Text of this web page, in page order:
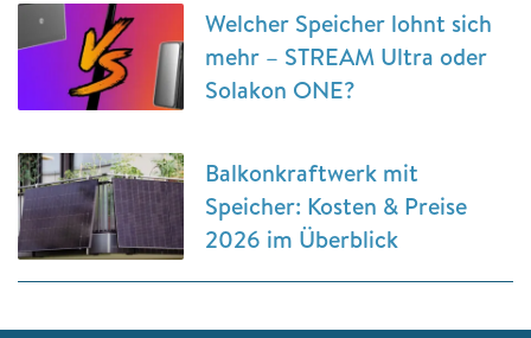
Welcher Speicher lohnt sich
mehr – STREAM Ultra oder
Solakon ONE?
Balkonkraftwerk mit
Speicher: Kosten & Preise
2026 im Überblick